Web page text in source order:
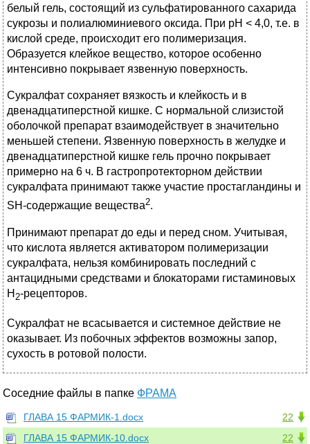
белый гель, состоящий из сульфатированного сахарида
сукрозы и полиалюминиевого оксида. При рН < 4,0, т.е. в
кислой среде, происходит его полимеризация.
Образуется клейкое вещество, которое особенно
интенсивно покрывает язвенную поверхность.
Сукралфат сохраняет вязкость и клейкость и в
двенадцатиперстной кишке. С нормальной слизистой
оболочкой препарат взаимодействует в значительно
меньшей степени. Язвенную поверхность в желудке и
двенадцатиперстной кишке гель прочно покрывает
примерно на 6 ч. В гастропротекторном действии
сукралфата принимают также участие простагландины и
SH-содержащие вещества2.
Принимают препарат до еды и перед сном. Учитывая,
что кислота является активатором полимеризации
сукралфата, нельзя комбинировать последний с
антацидными средствами и блокаторами гистаминовых
Н 2-рецепторов.
Сукралфат не всасывается и системное действие не
оказывает. Из побочных эффектов возможны запор,
сухость в ротовой полости.
Соседние файлы в папке ФРАМА
22
ГЛАВА 15 ФАРМИК-1.docx
22
ГЛАВА 15 ФАРМИК-10.docx